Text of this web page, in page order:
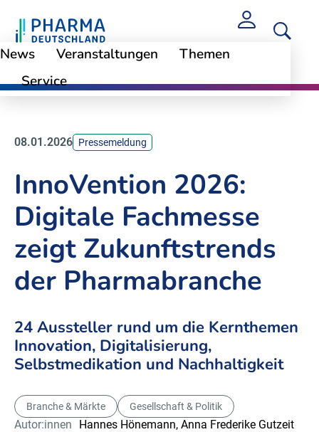
News Veranstaltungen
Themen
Service
News
08.01.2026 Pressemeldung
InnoVention 2026:
Digitale Fachmesse
zeigt Zukunftstrends
der Pharmabranche
24 Aussteller rund um die Kernthemen
Innovation, Digitalisierung,
Selbstmedikation und Nachhaltigkeit
Branche & Märkte Gesellschaft & Politik
Autor:innen Hannes Hönemann, Anna Frederike Gutzeit